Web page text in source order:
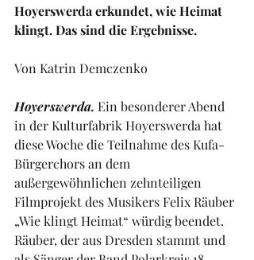
Hoyerswerda erkundet, wie Heimat
klingt. Das sind die Ergebnisse.
Von Katrin Demczenko
Hoyerswerda. Ein besonderer Abend
in der Kulturfabrik Hoyerswerda hat
diese Woche die Teilnahme des Kufa-
Bürgerchors an dem
außergewöhnlichen zehnteiligen
Filmprojekt des Musikers Felix Räuber
„Wie klingt Heimat“ würdig beendet.
Räuber, der aus Dresden stammt und